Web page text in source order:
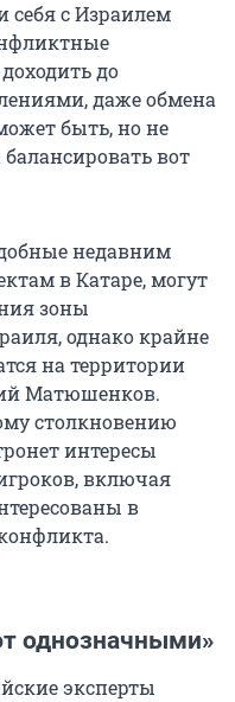
себя с Израилем
до
даже обмена
быть, но не
вот
недавним
в Катаре, могут
зоны
однако крайне
на территории
Матюшенков.
столкновению
интересы
включая
в
однозначными»
эксперты